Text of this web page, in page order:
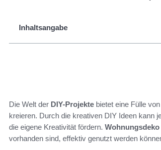
Inhaltsangabe
Die Welt der DIY-Projekte bietet eine Fülle
kreieren. Durch die kreativen DIY Ideen kann
die eigene Kreativität fördern.
vorhanden sind, effektiv genutzt werden